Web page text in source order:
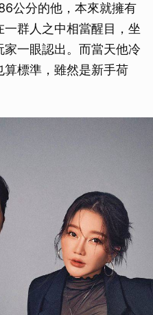
公分的他，本來就擁有
群人之中相當醒目，坐
一眼認出。而當天他冷
標準，雖然是新手荷